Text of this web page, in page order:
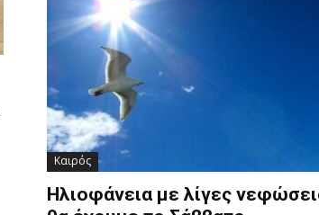
Καιρός
Ηλιοφάνεια με λίγες